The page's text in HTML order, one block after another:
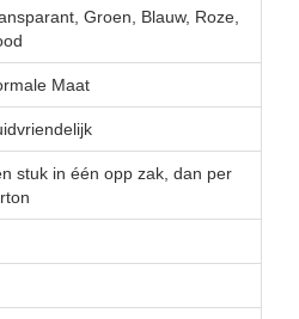
Groen, Blauw, Roze,
Maat
stuk in één opp zak, dan per